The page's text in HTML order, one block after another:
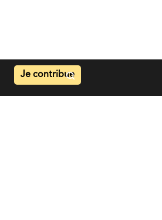
Je contribue